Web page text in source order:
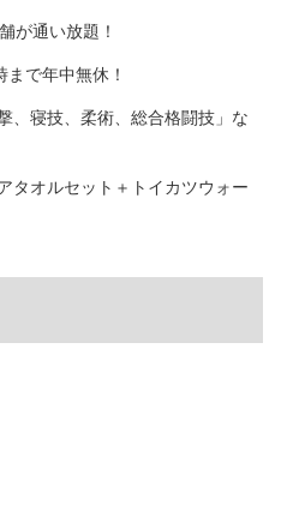
が通い放題！
で年中無休！
寝技、柔術、総合格闘技」な
オルセット＋トイカツウォー